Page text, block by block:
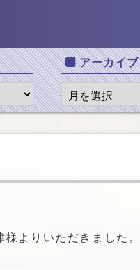
アーカイブ
よりいただきました。